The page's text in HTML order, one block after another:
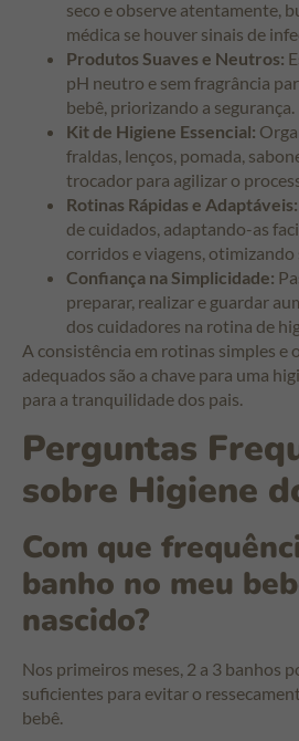
seco e observe atentamente,
médica se houver sinais de
Produtos Suaves e Neutros:
pH neutro e sem fragrância
bebê, priorizando a segurança.
Kit de Higiene Essencial:
fraldas, lenços, pomada,
trocador para agilizar o
Rotinas Rápidas e Adaptáveis:
de cuidados, adaptando-as
corridos e viagens, otimizando
Confiança na Simplicidade:
preparar, realizar e guardar
dos cuidadores na rotina de
A consistência em rotinas simples e
adequados são a chave para uma
para a tranquilidade dos pais.
Perguntas
sobre Higiene
Com que
banho no meu
nascido?
Nos primeiros meses, 2 a 3 banhos
suficientes para evitar o
bebê.